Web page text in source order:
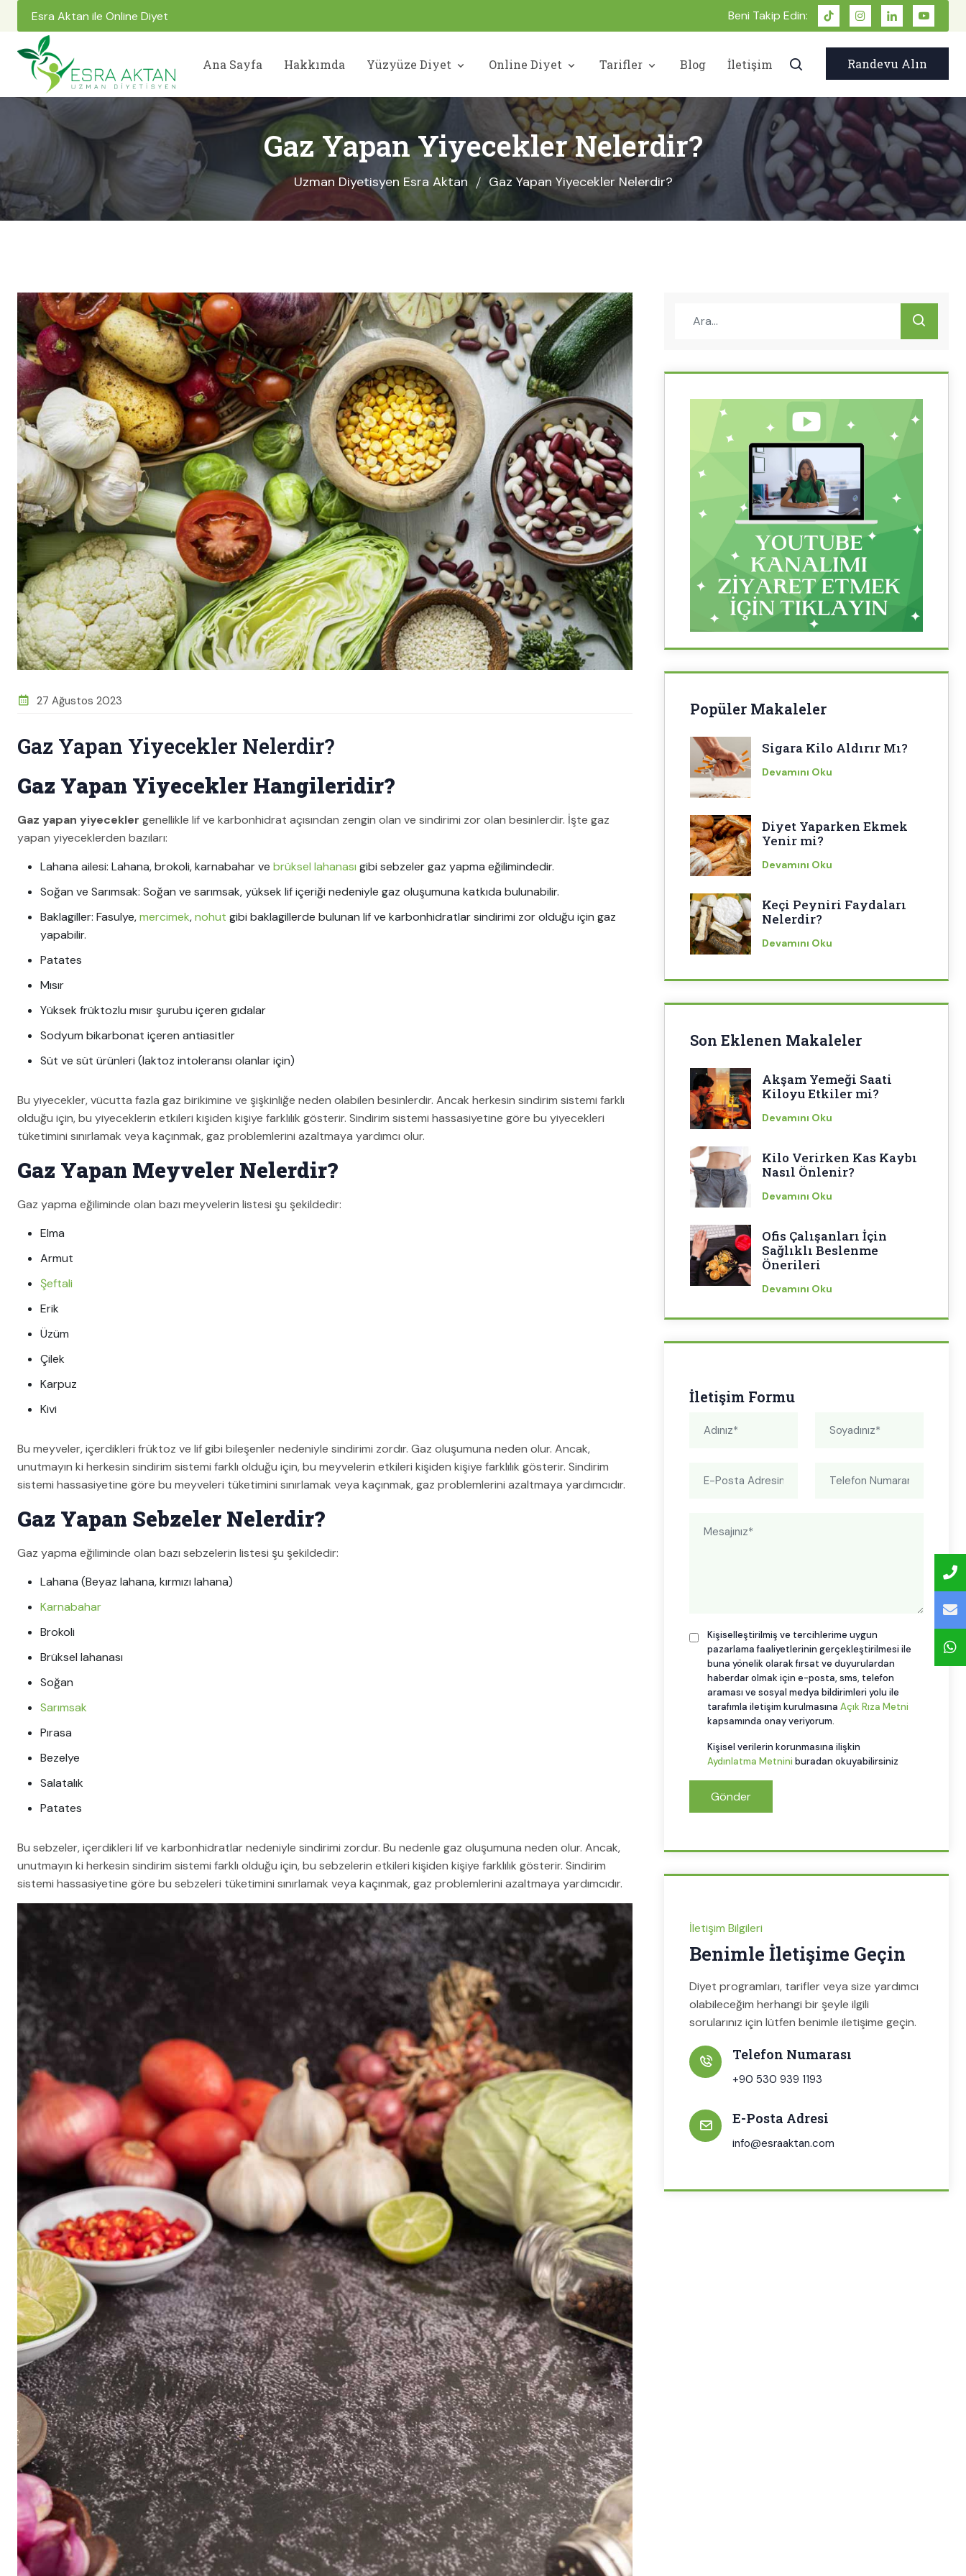
Esra Aktan ile Online Diyet Beni Takip Edin:
Ana Sayfa Hakkımda Yüzyüze Diyet Online Diyet Tarifler Blog İletişim Randevu Alın
Gaz Yapan Yiyecekler Nelerdir?
Uzman Diyetisyen Esra Aktan Gaz Yapan Yiyecekler Nelerdir?
27 Ağustos 2023
Gaz Yapan Yiyecekler Nelerdir?
Gaz Yapan Yiyecekler Hangileridir?
Gaz yapan yiyecekler genellikle lif ve karbonhidrat açısından zengin olan ve sindirimi zor olan besinlerdir. İşte gaz
yapan yiyeceklerden bazıları:
Lahana ailesi: Lahana, brokoli, karnabahar ve brüksel lahanası gibi sebzeler gaz yapma eğilimindedir.
Soğan ve Sarımsak: Soğan ve sarımsak, yüksek lif içeriği nedeniyle gaz oluşumuna katkıda bulunabilir.
Baklagiller: Fasulye,mercimek,nohut gibi baklagillerde bulunan lif ve karbonhidratlar sindirimi zor olduğu için gaz
yapabilir.
Patates
Mısır
Yüksek früktozlu mısır şurubu içeren gıdalar
Sodyum bikarbonat içeren antiasitler
Süt ve süt ürünleri (laktoz intoleransı olanlar için)
Bu yiyecekler, vücutta fazla gaz birikimine ve şişkinliğe neden olabilen besinlerdir. Ancak herkesin sindirim sistemi farklı
olduğu için, bu yiyeceklerin etkileri kişiden kişiye farklılık gösterir. Sindirim sistemi hassasiyetine göre bu yiyecekleri
tüketimini sınırlamak veya kaçınmak, gaz problemlerini azaltmaya yardımcı olur.
Gaz Yapan Meyveler Nelerdir?
Gaz yapma eğiliminde olan bazı meyvelerin listesi şu şekildedir:
Elma
Armut
Şeftali
Erik
Üzüm
Çilek
Karpuz
Kivi
Bu meyveler, içerdikleri früktoz ve lif gibi bileşenler nedeniyle sindirimi zordır. Gaz oluşumuna neden olur. Ancak,
unutmayın ki herkesin sindirim sistemi farklı olduğu için, bu meyvelerin etkileri kişiden kişiye farklılık gösterir. Sindirim
sistemi hassasiyetine göre bu meyveleri tüketimini sınırlamak veya kaçınmak, gaz problemlerini azaltmaya yardımcıdır.
Gaz Yapan Sebzeler Nelerdir?
Gaz yapma eğiliminde olan bazı sebzelerin listesi şu şekildedir:
Lahana (Beyaz lahana, kırmızı lahana)
Karnabahar
Brokoli
Brüksel lahanası
Soğan
Sarımsak
Pırasa
Bezelye
Salatalık
Patates
Bu sebzeler, içerdikleri lif ve karbonhidratlar nedeniyle sindirimi zordur. Bu nedenle gaz oluşumuna neden olur. Ancak,
unutmayın ki herkesin sindirim sistemi farklı olduğu için, bu sebzelerin etkileri kişiden kişiye farklılık gösterir. Sindirim
sistemi hassasiyetine göre bu sebzeleri tüketimini sınırlamak veya kaçınmak, gaz problemlerini azaltmaya yardımcıdır.
Popüler Makaleler
Sigara Kilo Aldırır Mı?
Devamını Oku
Diyet Yaparken Ekmek
Yenir mi?
Devamını Oku
Keçi Peyniri Faydaları
Nelerdir?
Devamını Oku
Son Eklenen Makaleler
Akşam Yemeği Saati
Kiloyu Etkiler mi?
Devamını Oku
Kilo Verirken Kas Kaybı
Nasıl Önlenir?
Devamını Oku
Ofis Çalışanları İçin
Sağlıklı Beslenme
Önerileri
Devamını Oku
İletişim Formu
Kişiselleştirilmiş ve tercihlerime uygun
pazarlama faaliyetlerinin gerçekleştirilmesi ile
buna yönelik olarak fırsat ve duyurulardan
haberdar olmak için e-posta, sms, telefon
araması ve sosyal medya bildirimleri yolu ile
tarafımla iletişim kurulmasına Açık Rıza Metni
kapsamında onay veriyorum.
Kişisel verilerin korunmasına ilişkin
Aydınlatma Metnini buradan okuyabilirsiniz
Gönder
İletişim Bilgileri
Benimle İletişime Geçin
Diyet programları, tarifler veya size yardımcı
olabileceğim herhangi bir şeyle ilgili
sorularınız için lütfen benimle iletişime geçin.
Telefon Numarası
+90 530 939 1193
E-Posta Adresi
info@esraaktan.com